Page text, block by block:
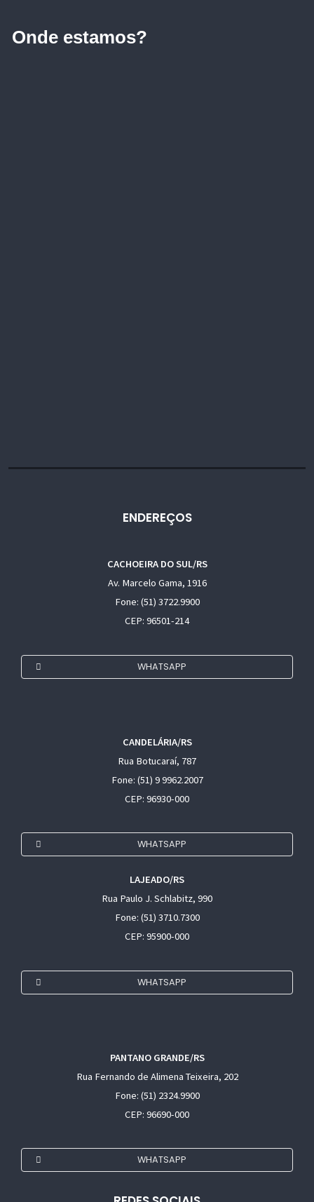
Onde estamos?
ENDEREÇOS
CACHOEIRA DO SUL/RS
Av. Marcelo Gama, 1916
Fone: (51) 3722.9900
CEP: 96501-214
WHATSAPP
CANDELÁRIA/RS
Rua Botucaraí, 787
Fone: (51) 9 9962.2007
CEP: 96930-000
WHATSAPP
LAJEADO/RS
Rua Paulo J. Schlabitz, 990
Fone: (51) 3710.7300
CEP: 95900-000
WHATSAPP
PANTANO GRANDE/RS
Rua Fernando de Alimena Teixeira, 202
Fone: (51) 2324.9900
CEP: 96690-000
WHATSAPP